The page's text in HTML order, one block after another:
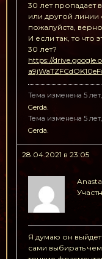
30 лет пропадает
или другой линии
пожалуйста,
И если так, то что
30 лет?
https://
Тема изменена 5
Gerda.
Тема изменена 5
Gerda.
28.04.2021 в 23:05
Я думаю он
сами выбирать